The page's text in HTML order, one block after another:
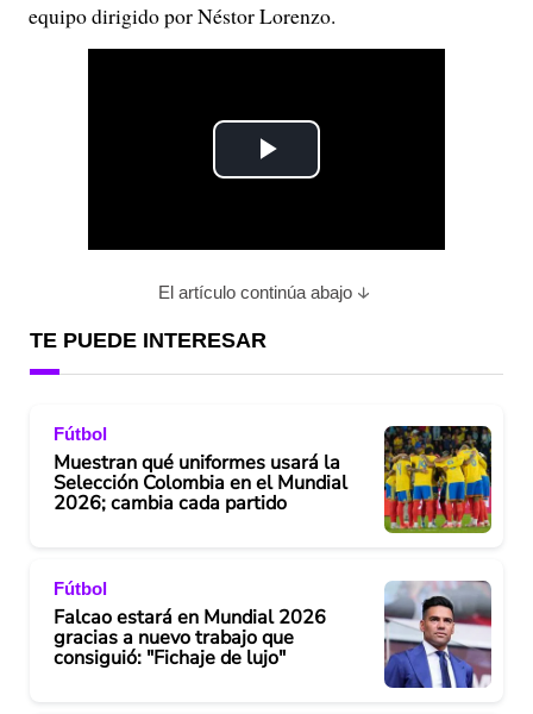
equipo dirigido por Néstor Lorenzo.
P
a
d
o
El artículo continúa abajo
TE PUEDE INTERESAR
Fútbol
Muestran qué uniformes usará la
Selección Colombia en el Mundial
2026; cambia cada partido
Fútbol
Falcao estará en Mundial 2026
gracias a nuevo trabajo que
consiguió: "Fichaje de lujo"